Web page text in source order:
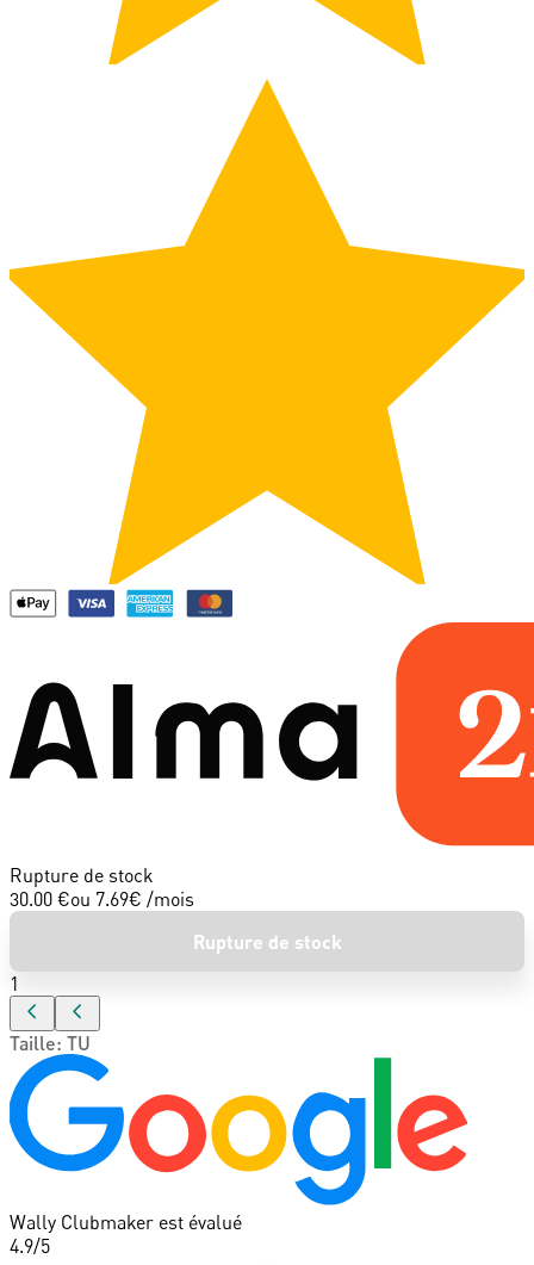
Rupture de stock
30.00 €ou 7.69€ /mois
Rupture de stock
1
Taille: TU
Wally Clubmaker est évalué
4.9/5